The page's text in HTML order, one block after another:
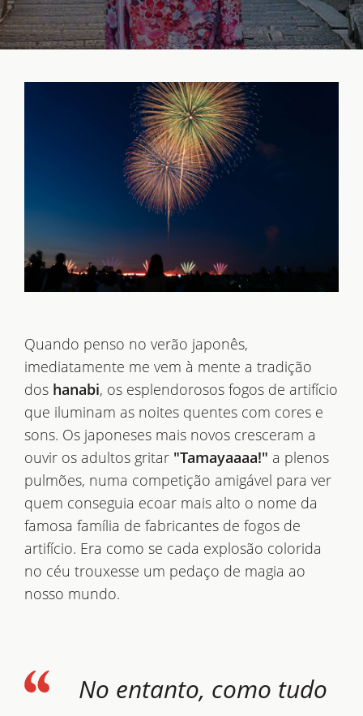
Quando penso no verão japonês,
imediatamente me vem à mente a tradição
dos hanabi, os esplendorosos fogos de artifício
que iluminam as noites quentes com cores e
sons. Os japoneses mais novos cresceram a
ouvir os adultos gritar "Tamayaaaa!" a plenos
pulmões, numa competição amigável para ver
quem conseguia ecoar mais alto o nome da
famosa família de fabricantes de fogos de
artifício. Era como se cada explosão colorida
no céu trouxesse um pedaço de magia ao
nosso mundo.
No entanto, como tudo